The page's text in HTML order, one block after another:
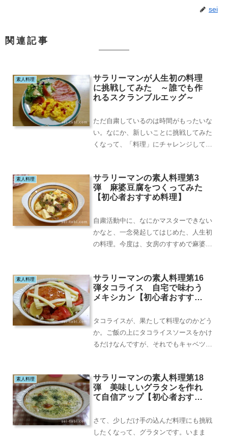
sei
関連記事
素人料理
サラリーマンが人生初の料理
に挑戦してみた ～誰でも作
れるスクランブルエッグ～
ただ自粛しているのは時間がもったいな
い。なにか、新しいことに挑戦してみた
くなって、「料理」にチャレンジしてみ
素人料理
サラリーマンの素人料理第3
弾 麻婆豆腐をつくってみた
【初心者おすすめ料理】
自粛活動中に、なにかマスターできない
かなと、一念発起してはじめた、人生初
の料理。今度は、女房のすすめで麻婆豆
素人料理
サラリーマンの素人料理第16
弾タコライス 自宅で味わう
メキシカン【初心者おすすめ
タコライスが、果たして料理なのかどう
か。ご飯の上にタコライスソースをかけ
るだけなんですが、それでもキャベツを
素人料理
サラリーマンの素人料理第18
弾 美味しいグラタンを作れ
て自信アップ【初心者おすす
さて、少しだけ手の込んだ料理にも挑戦
したくなって、グラタンです。いまま